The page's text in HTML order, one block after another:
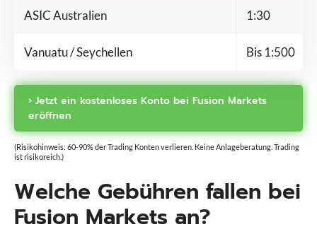
ASIC Australien 1:30
Vanuatu / Seychellen Bis 1:500
› Jetzt ein kostenloses Konto bei Fusion Markets
eröffnen
(Risikohinweis: 60-90% der Trading Konten verlieren. Keine Anlageberatung. Trading
ist risikoreich.)
Welche Gebühren fallen bei
Fusion Markets an?